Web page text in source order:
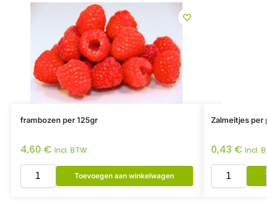
frambozen per 125gr
4,60 € Incl. BTW
Toevoegen aan winkelwagen
Zalmeitjes per
0,43 € Incl.